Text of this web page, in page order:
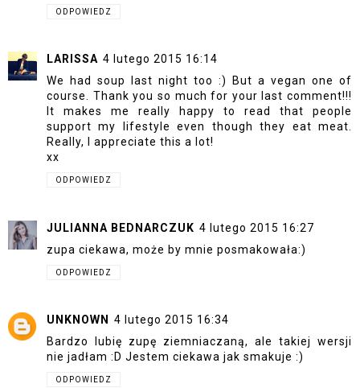
ODPOWIEDZ
LARISSA 4 lutego 2015 16:14
We had soup last night too :) But a vegan one of
course. Thank you so much for your last comment!!!
It makes me really happy to read that people
support my lifestyle even though they eat meat.
Really, I appreciate this a lot!
xx
ODPOWIEDZ
JULIANNA BEDNARCZUK 4 lutego 2015 16:27
zupa ciekawa, może by mnie posmakowała:)
ODPOWIEDZ
UNKNOWN
4 lutego 2015 16:34
Bardzo lubię zupę ziemniaczaną, ale takiej wersji
nie jadłam :D Jestem ciekawa jak smakuje :)
ODPOWIEDZ